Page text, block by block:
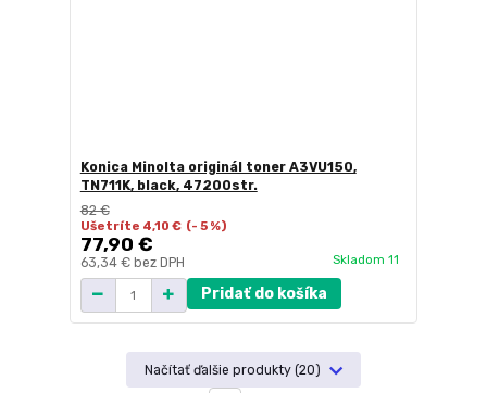
Konica Minolta originál toner A3VU150,
TN711K, black, 47200str.
82 €
Ušetríte 4,10 € (- 5 %)
77,90 €
63,34 € bez DPH Skladom 11
Pridať do košíka
Načítať ďalšie produkty (20)